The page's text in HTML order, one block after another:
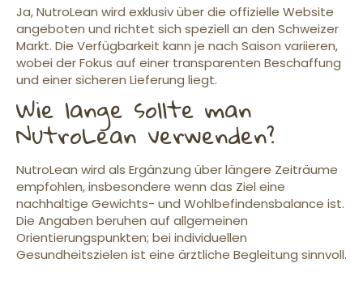
Ja, NutroLean wird exklusiv über die offizielle Website
angeboten und richtet sich speziell an den Schweizer
Markt. Die Verfügbarkeit kann je nach Saison variieren,
wobei der Fokus auf einer transparenten Beschaffung
und einer sicheren Lieferung liegt.
Wie lange sollte man
NutroLean verwenden?
NutroLean wird als Ergänzung über längere Zeiträume
empfohlen, insbesondere wenn das Ziel eine
nachhaltige Gewichts- und Wohlbefindensbalance ist.
Die Angaben beruhen auf allgemeinen
Orientierungspunkten; bei individuellen
Gesundheitszielen ist eine ärztliche Begleitung sinnvoll.